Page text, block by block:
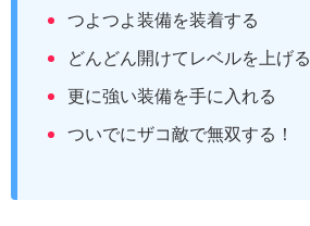
つよつよ装備を装着する
どんどん開けてレベルを上げる
更に強い装備を手に入れる
ついでにザコ敵で無双する！